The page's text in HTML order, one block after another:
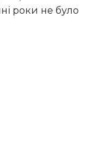
роки не було